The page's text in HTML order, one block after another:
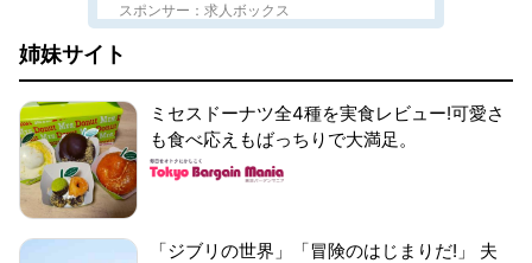
スポンサー：求人ボックス
姉妹サイト
ミセスドーナツ全4種を実食レビュー!可愛さ
も食べ応えもばっちりで大満足。
「ジブリの世界」「冒険のはじまりだ!」 夫